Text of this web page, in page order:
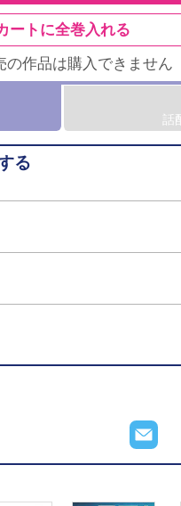
ートに全巻入れる
の作品は購入できません
話
る